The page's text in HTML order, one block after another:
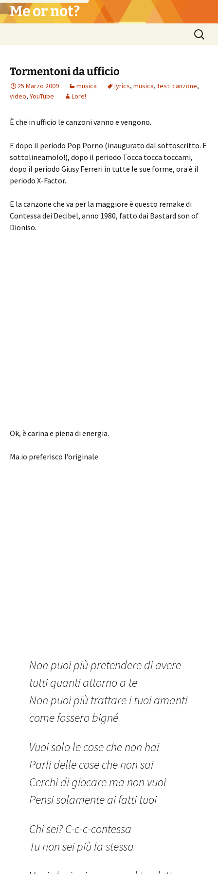
Vai
al Me or not?
Ricerca
per:
Tormentoni da ufficio
25 Marzo 2009 musica lyrics, musica, testi canzone,
video, YouTube Lore!
È che in ufficio le canzoni vanno e vengono.
E dopo il periodo Pop Porno (inaugurato dal sottoscritto. E
sottolineamolo!), dopo il periodo Tocca tocca toccami,
dopo il periodo Giusy Ferreri in tutte le sue forme, ora è il
periodo X-Factor.
E la canzone che va per la maggiore è questo remake di
Contessa dei Decibel, anno 1980, fatto dai Bastard son of
Dioniso.
Ok, è carina e piena di energia.
Ma io preferisco l’originale.
Non puoi più pretendere di avere
tutti quanti attorno a te
Non puoi più trattare i tuoi amanti
come fossero bigné
Vuoi solo le cose che non hai
Parli delle cose che non sai
Cerchi di giocare ma non vuoi
Pensi solamente ai fatti tuoi
Chi sei? C-c-c-contessa
Tu non sei più la stessa